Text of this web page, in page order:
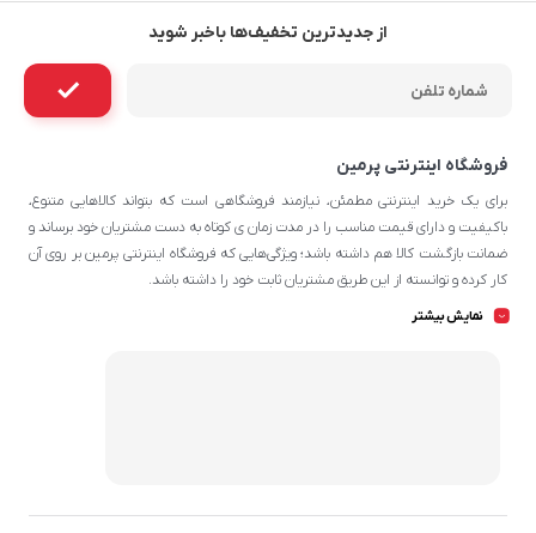
از جدیدترین تخفیف‌ها باخبر شوید
فروشگاه اینترنتی پرمین
برای یک خرید اینترنتی مطمئن، نیازمند فروشگاهی است که بتواند کالاهایی متنوع،
باکیفیت و دارای قیمت مناسب را در مدت زمان ی کوتاه به دست مشتریان خود برساند و
ضمانت بازگشت کالا هم داشته باشد؛ ویژگی‌هایی که فروشگاه اینترنتی پرمین بر روی آن‌
کار کرده و توانسته از این طریق مشتریان ثابت خود را داشته باشد.
چه محصولاتی در پرمین قابل سفارش
نمایش بیشتر